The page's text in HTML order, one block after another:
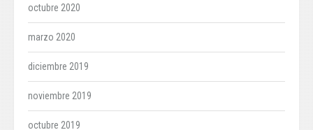
octubre 2020
marzo 2020
diciembre 2019
noviembre 2019
octubre 2019